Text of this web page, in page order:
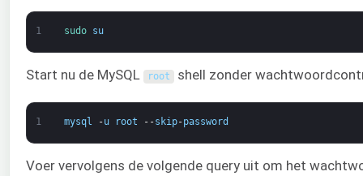
1 sudo su
Start nu de MySQL root shell zonder
1 mysql -u root --skip-password
Voer vervolgens de volgende query uit om het